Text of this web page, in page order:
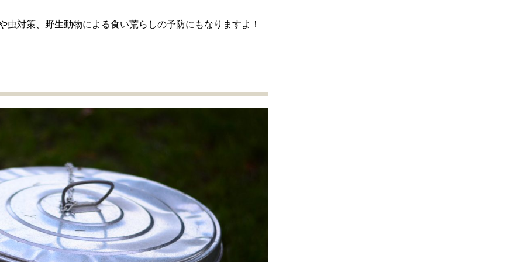
対策、野生動物による食い荒らしの予防にもなりますよ！